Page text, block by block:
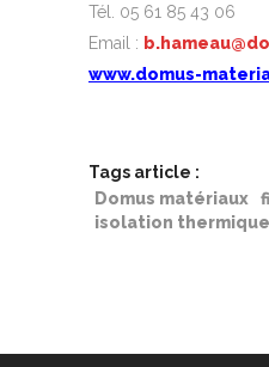
Tél. 05 61 85 43 06
Email :
www.domus-
Tags article :
Domus matériaux
isolation